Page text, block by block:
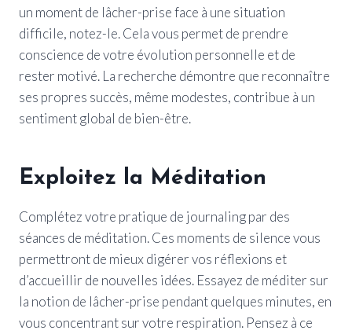
un moment de lâcher-prise face à une situation
difficile, notez-le. Cela vous permet de prendre
conscience de votre évolution personnelle et de
rester motivé. La recherche démontre que reconnaître
ses propres succès, même modestes, contribue à un
sentiment global de bien-être.
Exploitez la Méditation
Complétez votre pratique de journaling par des
séances de méditation. Ces moments de silence vous
permettront de mieux digérer vos réflexions et
d’accueillir de nouvelles idées. Essayez de méditer sur
la notion de lâcher-prise pendant quelques minutes, en
vous concentrant sur votre respiration. Pensez à ce